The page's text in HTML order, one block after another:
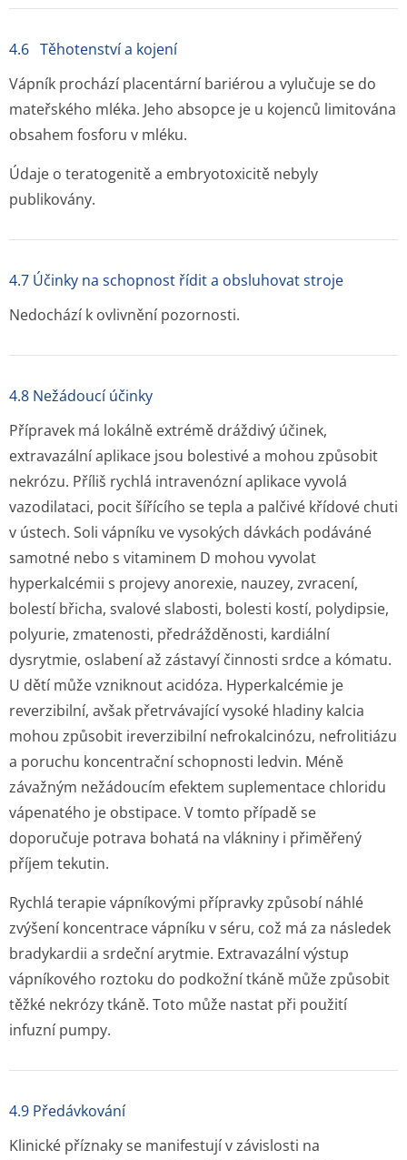
4.6 Těhotenství a kojení
Vápník prochází placentární bariérou a vylučuje se do
mateřského mléka. Jeho absopce je u kojenců limitována
obsahem fosforu v mléku.
Údaje o teratogenitě a embryotoxicitě nebyly
publikovány.
4.7 Účinky na schopnost řídit a obsluhovat stroje
Nedochází k ovlivnění pozornosti.
4.8 Nežádoucí účinky
Přípravek má lokálně extrémě dráždivý účinek,
extravazální aplikace jsou bolestivé a mohou způsobit
nekrózu. Příliš rychlá intravenózní aplikace vyvolá
vazodilataci, pocit šířícího se tepla a palčivé křídové chuti
v ústech. Soli vápníku ve vysokých dávkách podáváné
samotné nebo s vitaminem D mohou vyvolat
hyperkalcémii s projevy anorexie, nauzey, zvracení,
bolestí břicha, svalové slabosti, bolesti kostí, polydipsie,
polyurie, zmatenosti, předrážděnosti, kardiální
dysrytmie, oslabení až zástavyí činnosti srdce a kómatu.
U dětí může vzniknout acidóza. Hyperkalcémie je
reverzibilní, avšak přetrvávající vysoké hladiny kalcia
mohou způsobit ireverzibilní nefrokalcinózu, nefrolitiázu
a poruchu koncentrační schopnosti ledvin. Méně
závažným nežádoucím efektem suplementace chloridu
vápenatého je obstipace. V tomto případě se
doporučuje potrava bohatá na vlákniny i přiměřený
příjem tekutin.
Rychlá terapie vápníkovými přípravky způsobí náhlé
zvýšení koncentrace vápníku v séru, což má za následek
bradykardii a srdeční arytmie. Extravazální výstup
vápníkového roztoku do podkožní tkáně může způsobit
těžké nekrózy tkáně. Toto může nastat při použití
infuzní pumpy.
4.9 Předávkování
Klinické příznaky se manifestují v závislosti na